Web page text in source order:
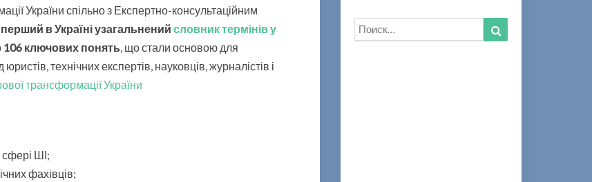
н
в
з
і
ш
о
г
України спільно з Експертно-консультаційним
перший в Україні узагальнений словник термінів у
106 ключових понять, що стали основою для
технічних експертів, науковців, журналістів і
трансформації України
сфері ШІ;
фахівців;
Искать: